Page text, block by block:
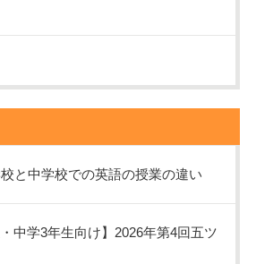
と中学校での英語の授業の違い
・中学3年生向け】2026年第4回五ツ